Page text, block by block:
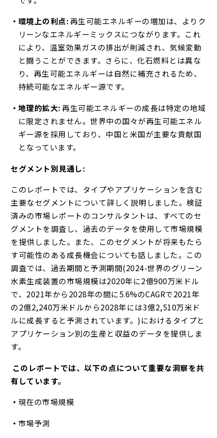
環境上の利点:再生可能エネルギーの増加は、よりク
リーンなエネルギーミックスにつながります。これ
により、温室効果ガスの排出が削減され、気候変動
と闘うことができます。さらに、化石燃料とは異な
り、再生可能エネルギーは自然に補充されるため、
持続可能なエネルギー源です。
地理的拡大:再生可能エネルギーの成長は特定の地域
に限定されません。世界中の国々が再生可能エネル
ギー源を採用しており、中国と米国が主要な貢献国
となっています。
セグメント別見通し:
このレポートでは、タイプやアプリケーションを含む
主要なセグメントについて詳しく説明しました。検証
済みの市場レポートのコンサルタントは、すべてのセ
グメントを調査し、過去のデータを使用して市場規模
を提供しました。また、このセグメントが将来もたら
す可能性のある成長機会についても話しました。この
調査では、過去期間と予測期間(2024-世界のグリーン
水素生成装置の市場規模は2020年に2億900万米ドル
で、2021年から2028年の間に5.6%のCAGRで2021年
の2億2,240万米ドルから2028年には3億2,510万米ド
ルに成長すると予測されています。)におけるタイプと
アプリケーション別の生産と収益のデータを提供しま
す。
このレポートでは、以下の点について重要な洞察を共
有しています。
現在の市場規模
市場予測